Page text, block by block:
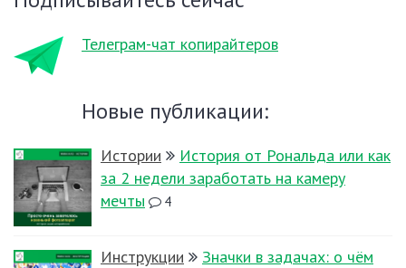
Телеграм-чат копирайтеров
Новые публикации:
Истории
История от Рональда или как
за 2 недели заработать на камеру
мечты
4
Инструкции
Значки в задачах: о чём